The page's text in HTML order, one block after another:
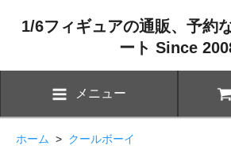
1/6フィギュアの通販、予約
ート Since
メニュー
ホーム > クールボーイ